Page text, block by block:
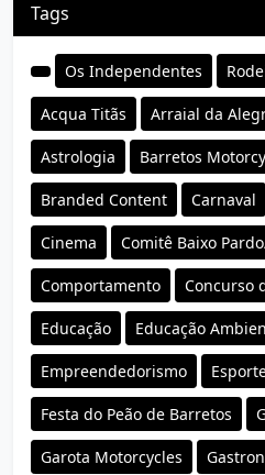
Tags
Os Independentes
Acqua Titãs Arraial da
Astrologia Barretos
Branded Content Carnaval
Cinema Comitê Baixo
Comportamento Concurso
Educação Educação
Empreendedorismo
Festa do Peão de Barretos
Garota Motorcycles